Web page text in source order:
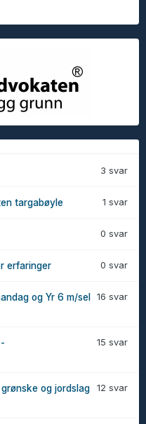
3 svar
1 svar
targabøyle
0 svar
0 svar
erfaringer
16 svar
og Yr 6 m/sel
15 svar
12 svar
og jordslag